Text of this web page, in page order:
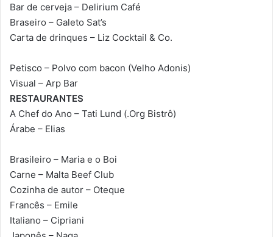
Bar de cerveja – Delirium Café
Braseiro – Galeto Sat’s
Carta de drinques – Liz Cocktail & Co.
Petisco – Polvo com bacon (Velho Adonis)
Visual – Arp Bar
RESTAURANTES
A Chef do Ano – Tati Lund (.Org Bistrô)
Árabe – Elias
Brasileiro – Maria e o Boi
Carne – Malta Beef Club
Cozinha de autor – Oteque
Francês – Emile
Italiano – Cipriani